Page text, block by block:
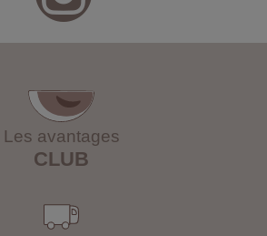
Les avantages
CLUB